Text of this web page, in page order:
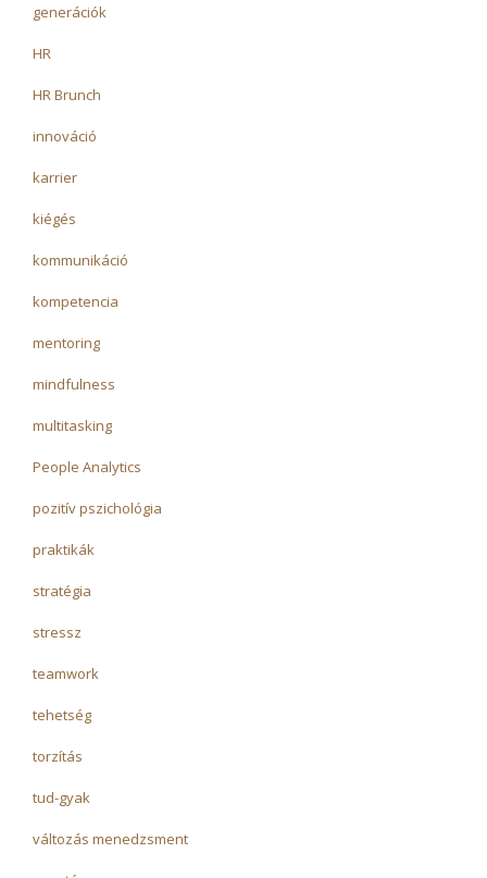
generációk
HR
HR Brunch
innováció
karrier
kiégés
kommunikáció
kompetencia
mentoring
mindfulness
multitasking
People Analytics
pozitív pszichológia
praktikák
stratégia
stressz
teamwork
tehetség
torzítás
tud-gyak
változás menedzsment